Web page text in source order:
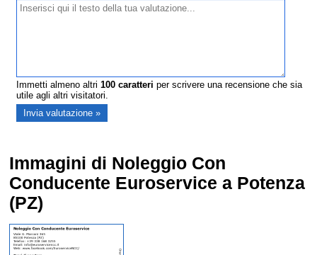
Immetti almeno altri100 caratteri per scrivere una recensione che sia
utile agli altri visitatori.
Immagini di Noleggio Con
Conducente Euroservice a Potenza
(PZ)